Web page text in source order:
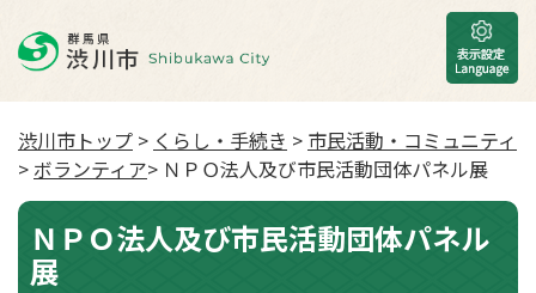
渋川市トップ > くらし・手続き > 市民活動・コミュニティ
> ボランティア> ＮＰＯ法人及び市民活動団体パネル展
ＮＰＯ法人及び市民活動団体パネル
展